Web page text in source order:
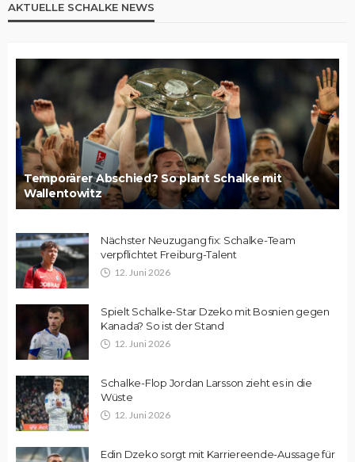
AKTUELLE SCHALKE NEWS
Temporärer Abschied? So plant Schalke mit
Wallentowitz
Nächster Neuzugang fix: Schalke-Team
verpflichtet Freiburg-Talent
12. Juni 2026
Spielt Schalke-Star Dzeko mit Bosnien gegen
Kanada? So ist der Stand
12. Juni 2026
Schalke-Flop Jordan Larsson zieht es in die
Wüste
12. Juni 2026
Edin Dzeko sorgt mit Karriereende-Aussage für